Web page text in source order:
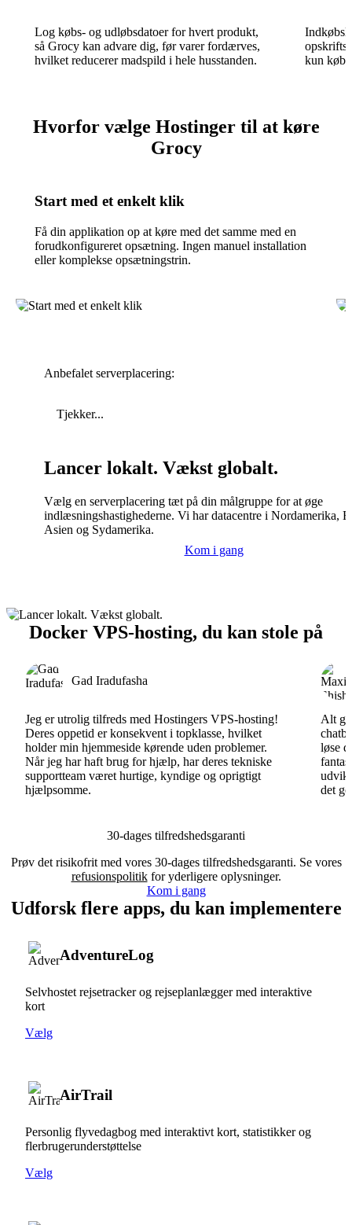
Log købs- og udløbsdatoer for hvert produkt,
så Grocy kan advare dig, før varer fordærves,
hvilket reducerer madspild i hele husstanden.
kun
Hvorfor vælge Hostinger til at køre
Grocy
Start med et enkelt klik
Få din applikation op at køre med det samme med en
forudkonfigureret opsætning. Ingen manuel installation
eller komplekse opsætningstrin.
Anbefalet serverplacering:
Tjekker...
Lancer lokalt. Vækst globalt.
Vælg en serverplacering tæt på din målgruppe for at øge
indlæsningshastighederne. Vi har datacentre i Nordamerika,
Asien og Sydamerika.
Kom i gang
Docker VPS-hosting, du kan stole på
Gad Iradufasha
Jeg er utrolig tilfreds med Hostingers VPS-hosting!
Deres oppetid er konsekvent i topklasse, hvilket
holder min hjemmeside kørende uden problemer.
Når jeg har haft brug for hjælp, har deres tekniske
supportteam været hurtige, kyndige og oprigtigt
hjælpsomme.
Alt
løse
det
30-dages tilfredshedsgaranti
Prøv det risikofrit med vores 30-dages tilfredshedsgaranti. Se vores
refusionspolitikfor yderligere oplysninger.
Kom i gang
Udforsk flere apps, du kan implementere
AdventureLog
Selvhostet rejsetracker og rejseplanlægger med interaktive
kort
Vælg
AirTrail
Personlig flyvedagbog med interaktivt kort, statistikker og
flerbrugerunderstøttelse
Vælg